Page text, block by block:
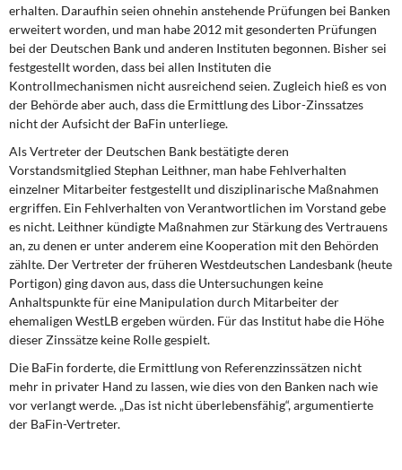
erhalten. Daraufhin seien ohnehin anstehende Prüfungen bei Banken
erweitert worden, und man habe 2012 mit gesonderten Prüfungen
bei der Deutschen Bank und anderen Instituten begonnen. Bisher sei
festgestellt worden, dass bei allen Instituten die
Kontrollmechanismen nicht ausreichend seien. Zugleich hieß es von
der Behörde aber auch, dass die Ermittlung des Libor-Zinssatzes
nicht der Aufsicht der BaFin unterliege.
Als Vertreter der Deutschen Bank bestätigte deren
Vorstandsmitglied Stephan Leithner, man habe Fehlverhalten
einzelner Mitarbeiter festgestellt und disziplinarische Maßnahmen
ergriffen. Ein Fehlverhalten von Verantwortlichen im Vorstand gebe
es nicht. Leithner kündigte Maßnahmen zur Stärkung des Vertrauens
an, zu denen er unter anderem eine Kooperation mit den Behörden
zählte. Der Vertreter der früheren Westdeutschen Landesbank (heute
Portigon) ging davon aus, dass die Untersuchungen keine
Anhaltspunkte für eine Manipulation durch Mitarbeiter der
ehemaligen WestLB ergeben würden. Für das Institut habe die Höhe
dieser Zinssätze keine Rolle gespielt.
Die BaFin forderte, die Ermittlung von Referenzzinssätzen nicht
mehr in privater Hand zu lassen, wie dies von den Banken nach wie
vor verlangt werde. „Das ist nicht überlebensfähig“, argumentierte
der BaFin-Vertreter.